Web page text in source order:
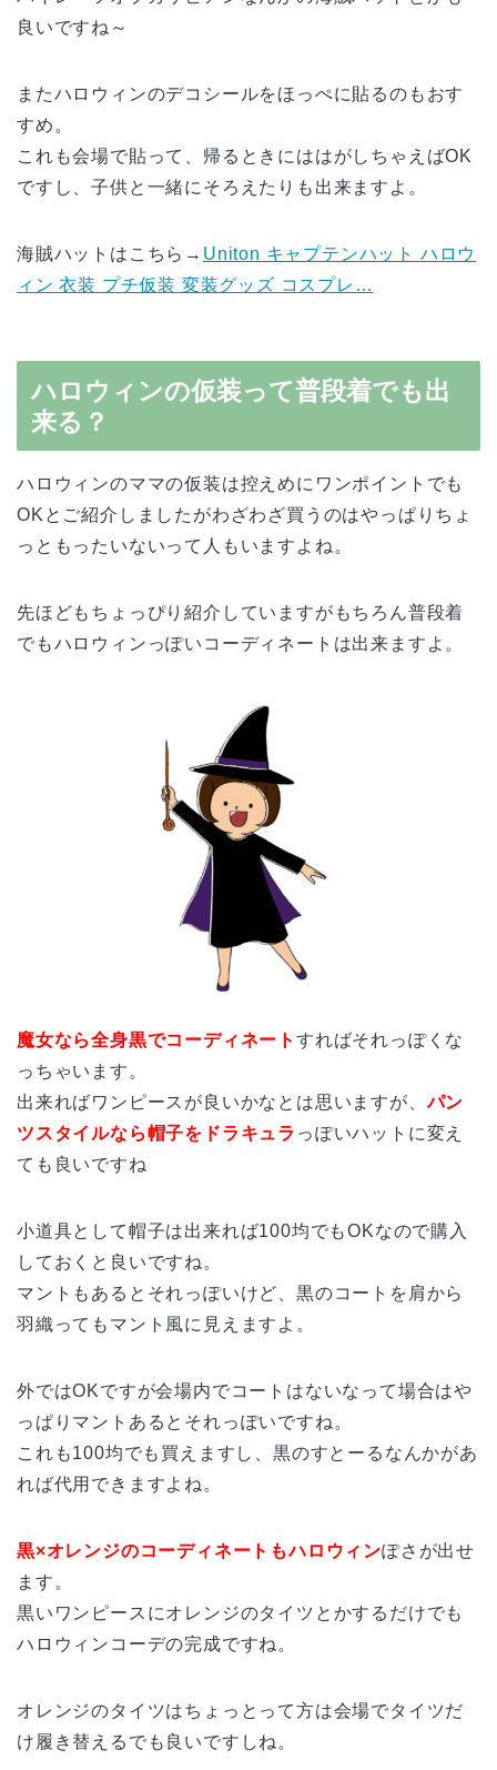
良いですね～
またハロウィンのデコシールをほっぺに貼るのもおす
すめ。
これも会場で貼って、帰るときにははがしちゃえばOK
ですし、子供と一緒にそろえたりも出来ますよ。
海賊ハットはこちら→ Uniton キャプテンハット ハロウ
ィン 衣装 プチ仮装 変装グッズ コスプレ…
ハロウィンの仮装って普段着でも出
来る？
ハロウィンのママの仮装は控えめにワンポイントでも
OKとご紹介しましたがわざわざ買うのはやっぱりちょ
っともったいないって人もいますよね。
先ほどもちょっぴり紹介していますがもちろん普段着
でもハロウィンっぽいコーディネートは出来ますよ。
魔女なら全身黒でコーディネート すればそれっぽくな
っちゃいます。
出来ればワンピースが良いかなとは思いますが、パン
ツスタイルなら帽子をドラキュラ っぽいハットに変え
ても良いですね
小道具として帽子は出来れば100均でもOKなので購入
しておくと良いですね。
マントもあるとそれっぽいけど、黒のコートを肩から
羽織ってもマント風に見えますよ。
外ではOKですが会場内でコートはないなって場合はや
っぱりマントあるとそれっぽいですね。
これも100均でも買えますし、黒のすとーるなんかがあ
れば代用できますよね。
黒×オレンジのコーディネートもハロウィンぽさが出せ
ます。
黒いワンピースにオレンジのタイツとかするだけでも
ハロウィンコーデの完成ですね。
オレンジのタイツはちょっとって方は会場でタイツだ
け履き替えるでも良いですしね。